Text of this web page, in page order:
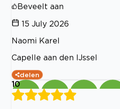
Beveelt aan
15 July 2026
Naomi Karel
Capelle aan den IJssel
delen
10